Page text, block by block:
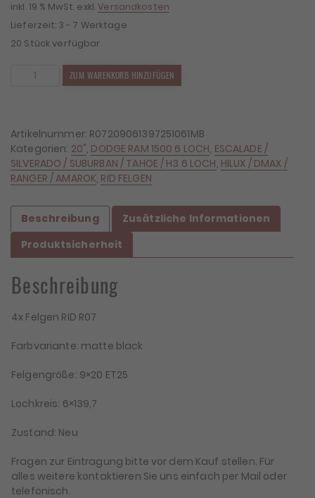
inkl. 19 % MwSt. exkl.Versandkosten
Lieferzeit: 3 - 7 Werktage
20 Stück verfügbar
9x20
ET25
6x139,7
Menge
ZUM WARENKORB HINZUFÜGEN
Artikelnummer: R07209061397251061MB
Kategorien: 20", DODGE RAM 1500 6 LOCH, ESCALADE /
SILVERADO / SUBURBAN / TAHOE / H3 6 LOCH, HILUX / DMAX /
RANGER / AMAROK, RID FELGEN
Beschreibung
Zusätzliche Informationen
Produktsicherheit
Beschreibung
4x Felgen RID R07
Farbvariante: matte black
Felgengröße: 9×20 ET25
Lochkreis: 6×139,7
Zustand: Neu
Fragen zur Eintragung bitte vor dem Kauf stellen. Für
alles weitere kontaktieren Sie uns einfach per Mail oder
telefonisch.